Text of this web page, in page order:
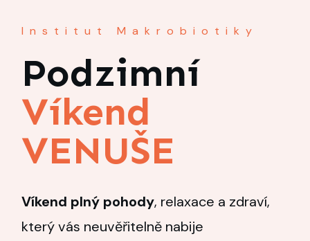
Institut Makrobiotiky
Podzimní
Víkend
VENUŠE
Víkend plný pohody, relaxace a zdraví,
který vás neuvěřitelně nabije